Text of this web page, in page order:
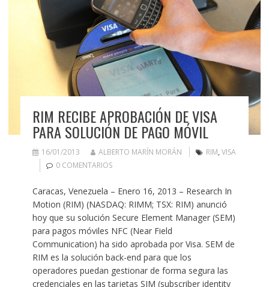
RIM RECIBE APROBACIÓN DE VISA
PARA SOLUCIÓN DE PAGO MÓVIL
16/01/2013 ALBERTO MARÍN MORÁN RIM, VISA
0 COMENTARIOS
Caracas, Venezuela – Enero 16, 2013 – Research In
Motion (RIM) (NASDAQ: RIMM; TSX: RIM) anunció
hoy que su solución Secure Element Manager (SEM)
para pagos móviles NFC (Near Field
Communication) ha sido aprobada por Visa. SEM de
RIM es la solución back-end para que los
operadores puedan gestionar de forma segura las
credenciales en las tarjetas SIM (subscriber identity